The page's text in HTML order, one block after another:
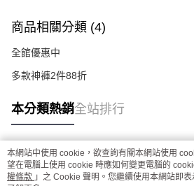
商品相關分類 (4)
全館優惠中
多款神褲2件88折
本分類熱銷全站排行
熱門標籤
本網站中使用 cookie，欲查詢有關本網站使用
望在電腦上使用 cookie 時應如何變更電腦的
權條款 」之 Cookie 聲明。您繼續使用本網站即